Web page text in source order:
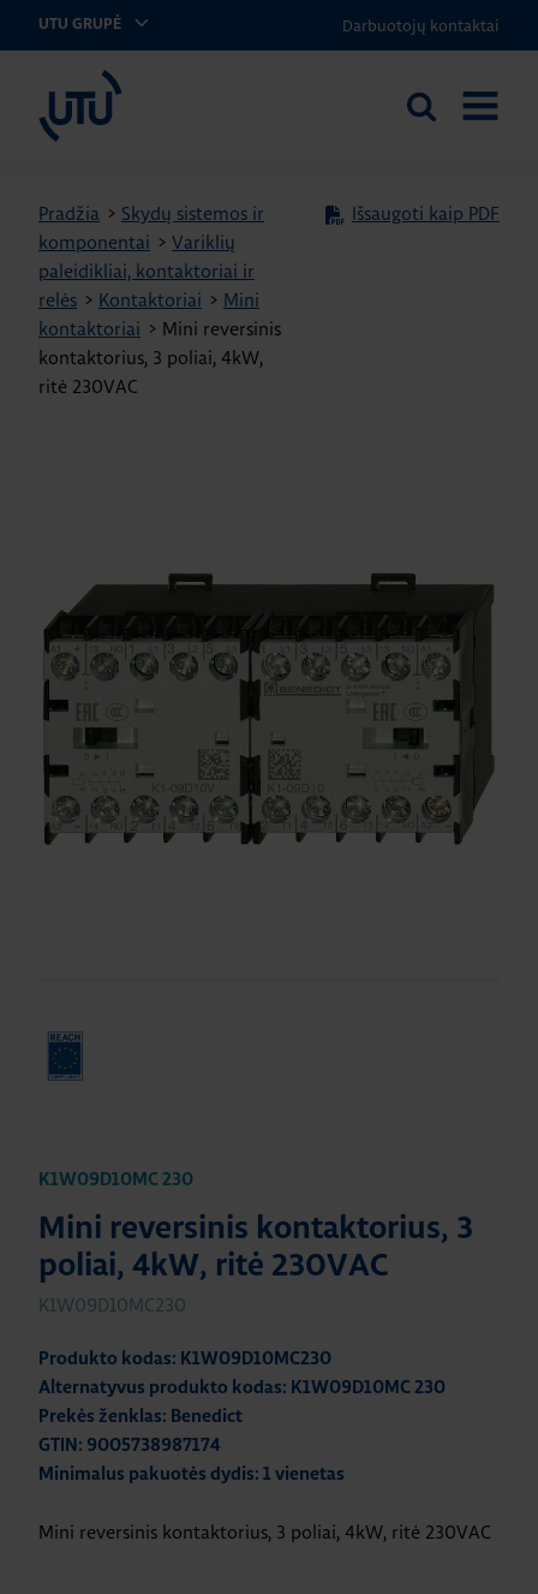
UTU GRUPĖ Darbuotojų kontaktai
UTU Lithuania
Ieškoti
Pradžia > Skydų sistemos ir
komponentai > Variklių
paleidikliai, kontaktoriai ir
relės > Kontaktoriai > Mini
kontaktoriai > Mini reversinis
kontaktorius, 3 poliai, 4kW,
ritė 230VAC
Išsaugoti kaip PDF
K1W09D10MC 230
Mini reversinis kontaktorius, 3
poliai, 4kW, ritė 230VAC
K1W09D10MC230
Produkto kodas: K1W09D10MC230
Alternatyvus produkto kodas: K1W09D10MC 230
Prekės ženklas: Benedict
GTIN: 9005738987174
Minimalus pakuotės dydis: 1 vienetas
Mini reversinis kontaktorius, 3 poliai, 4kW, ritė 230VAC